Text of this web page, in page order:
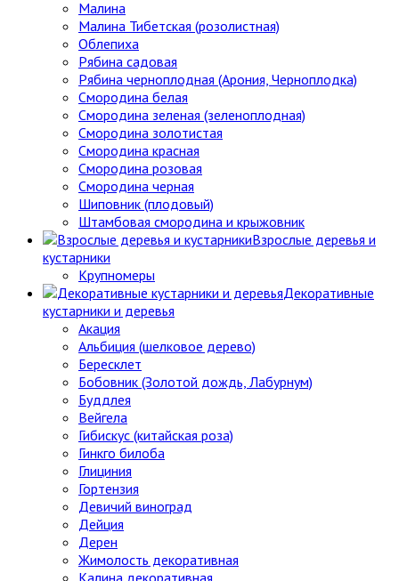
Малина
Малина Тибетская (розолистная)
Облепиха
Рябина садовая
Рябина черноплодная (Арония, Черноплодка)
Смородина белая
Смородина зеленая (зеленоплодная)
Смородина золотистая
Смородина красная
Смородина розовая
Смородина черная
Шиповник (плодовый)
Штамбовая смородина и крыжовник
Взрослые деревья и
кустарники
Крупномеры
Декоративные
кустарники и деревья
Акация
Альбиция (шелковое дерево)
Бересклет
Бобовник (Золотой дождь, Лабурнум)
Буддлея
Вейгела
Гибискус (китайская роза)
Гинкго билоба
Глициния
Гортензия
Девичий виноград
Дейция
Дерен
Жимолость декоративная
Калина декоративная